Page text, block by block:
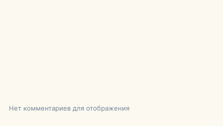
Нет комментариев для отображения